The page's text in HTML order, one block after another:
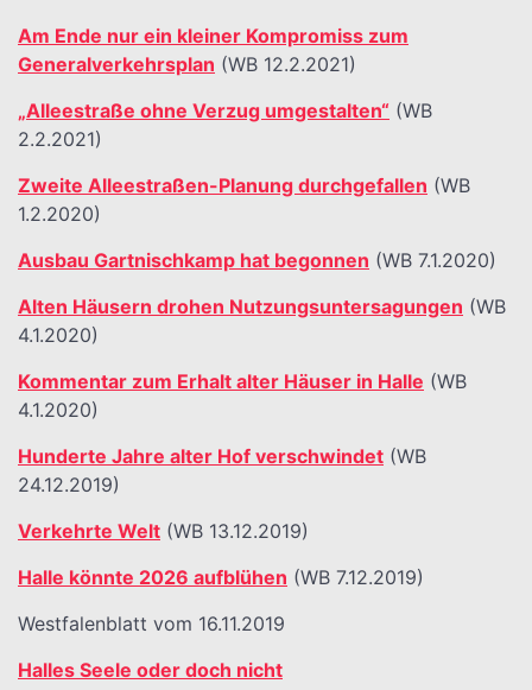
Am Ende nur ein kleiner Kompromiss zum
Generalverkehrsplan (WB 12.2.2021)
„Alleestraße ohne Verzug umgestalten“ (WB
2.2.2021)
Zweite Alleestraßen-Planung durchgefallen (WB
1.2.2020)
Ausbau Gartnischkamp hat begonnen (WB 7.1.2020)
Alten Häusern drohen Nutzungsuntersagungen (WB
4.1.2020)
Kommentar zum Erhalt alter Häuser in Halle (WB
4.1.2020)
Hunderte Jahre alter Hof verschwindet (WB
24.12.2019)
Verkehrte Welt (WB 13.12.2019)
Halle könnte 2026 aufblühen (WB 7.12.2019)
Westfalenblatt vom 16.11.2019
Halles Seele oder doch nicht